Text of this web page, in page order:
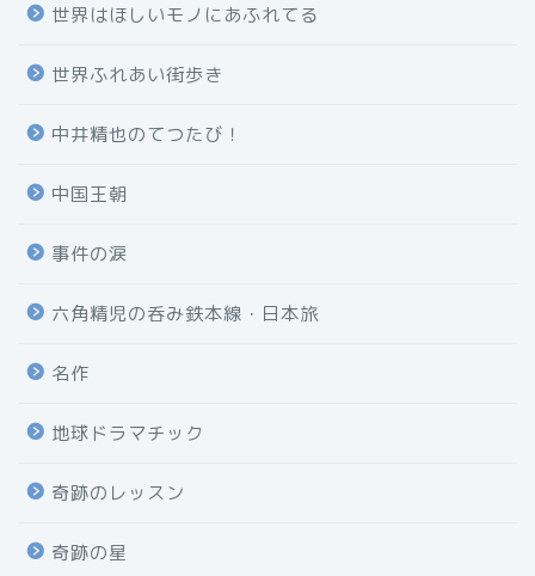
世界はほしいモノにあふれてる
世界ふれあい街歩き
中井精也のてつたび！
中国王朝
事件の涙
六角精児の呑み鉄本線・日本旅
名作
地球ドラマチック
奇跡のレッスン
奇跡の星